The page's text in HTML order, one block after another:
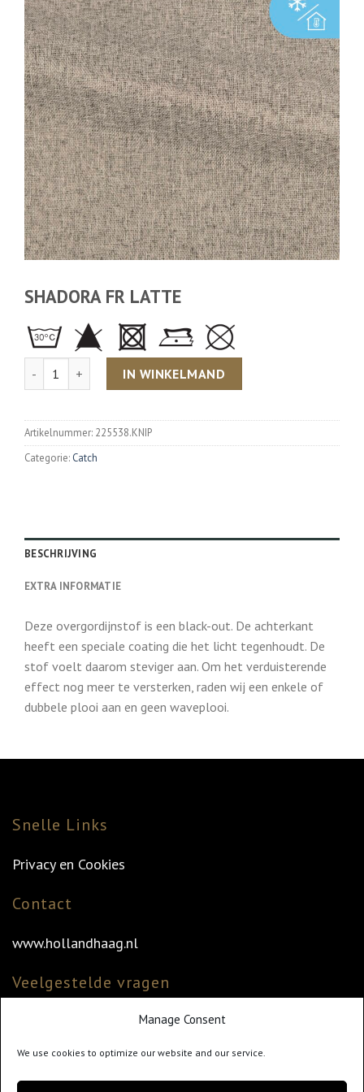
Manage Consent
We use cookies to optimize our website and our service.
SHADORA FR LATTE
Aantal IN WINKELMAND
Artikelnummer: 225538.KNIP
Categorie: Catch
BESCHRIJVING
EXTRA INFORMATIE
Deze overgordijnstof is een black-out. De achterkant
heeft een speciale coating die het licht tegenhoudt. De
stof voelt daarom steviger aan. Om het verduisterende
effect nog meer te versterken, raden wij een enkele of
dubbele plooi aan en geen waveplooi.
Snelle Links
Privacy en Cookies
Contact
www.hollandhaag.nl
Veelgestelde vragen
Veelgestelde vragen
Klantenservice